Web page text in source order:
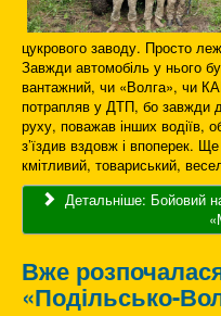
цукрового заводу. Просто
Завжди автомобіль у нього
вантажний, чи «Волга», чи
потрапляв у ДТП, бо завжди
руху, поважав інших водіїв,
з’їздив вздовж і впоперек.
кмітливий, товариський,
Детальніше: Бойовий
Вже
«Подільсько-